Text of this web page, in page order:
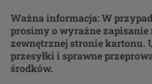
Ważna informacja:W
prosimy o wyraźne
zewnętrznej stronie kartonu.
przesyłki i sprawne
środków.